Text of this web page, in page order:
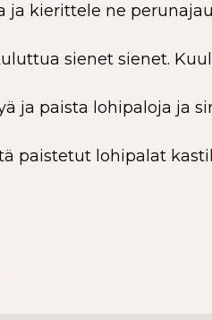
kierittele ne
sienet sienet.
ja paista lohipaloja ja
paistetut lohipalat